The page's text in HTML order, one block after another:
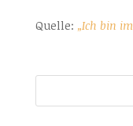
Quelle: „Ich bin